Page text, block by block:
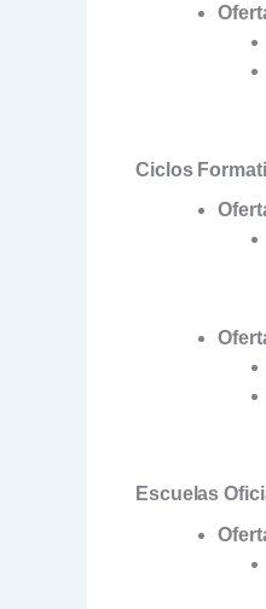
Ciclos
Escuelas